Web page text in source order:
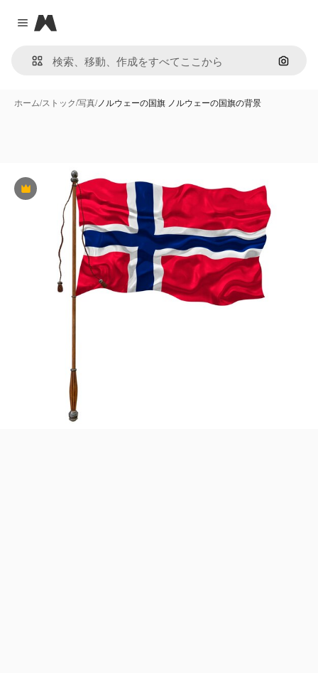
Close menu
Magnific
画像で
ホーム/ストック/写真/ノルウェーの国旗 ノルウェーの国旗の背景
Premium